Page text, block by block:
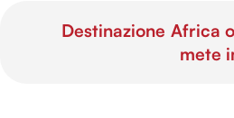
Destinazione Africa
mete